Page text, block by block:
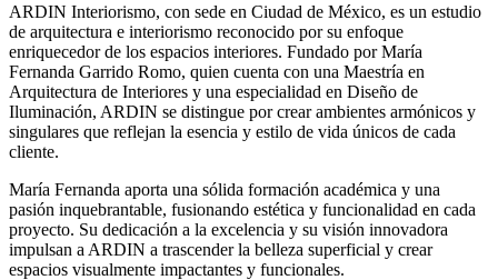
ARDIN Interiorismo, con sede en Ciudad de México, es un estudio
de arquitectura e interiorismo reconocido por su enfoque
enriquecedor de los espacios interiores. Fundado por María
Fernanda Garrido Romo, quien cuenta con una Maestría en
Arquitectura de Interiores y una especialidad en Diseño de
Iluminación, ARDIN se distingue por crear ambientes armónicos y
singulares que reflejan la esencia y estilo de vida únicos de cada
cliente.
María Fernanda aporta una sólida formación académica y una
pasión inquebrantable, fusionando estética y funcionalidad en cada
proyecto. Su dedicación a la excelencia y su visión innovadora
impulsan a ARDIN a trascender la belleza superficial y crear
espacios visualmente impactantes y funcionales.